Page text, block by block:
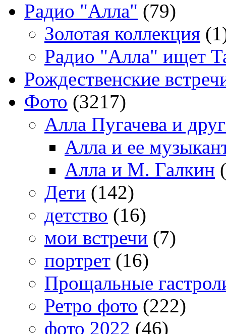
Радио "Алла" (79)
Золотая коллекция
Радио "Алла" ищет
Рождественские
Фото (3217)
Алла Пугачева и
Алла и ее
Алла и М. Галкин
Дети (142)
детство (16)
мои встречи (7)
портрет (16)
Прощальные
Ретро фото (222)
фото 2022 (46)